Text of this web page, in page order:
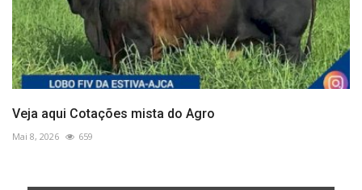
Veja aqui Cotações mista do Agro
Mai 8, 2026 659